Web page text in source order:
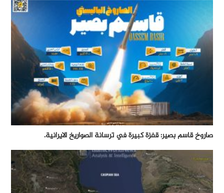
صاروخ قاسم بصير: قفزة كبيرة في ترسانة الصواريخ الايرانية.